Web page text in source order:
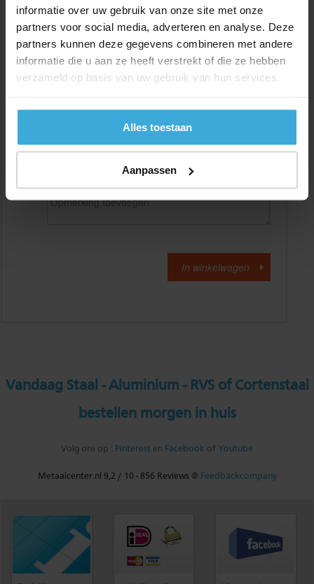
informatie over uw gebruik van onze site met onze
partners voor social media, adverteren en analyse. Deze
partners kunnen deze gegevens combineren met andere
informatie die u aan ze heeft verstrekt of die ze hebben
verzameld op basis van uw gebruik van hun services.
Alles toestaan
Aanpassen
lengtemaat in
+/- 2 mm lengtetolerantie
Materiaalkosten
Alle bedragen zijn excl. 21% BTW
Vandaag Staal - Aluminium - RVS of Cortenstaal
bestellen morgen in huis
Volg ons op : Pinterest en Facebook of Youtube
Metaalcenter.nl 9,2 / 10 -856 Reviews @ Feedbackcompany